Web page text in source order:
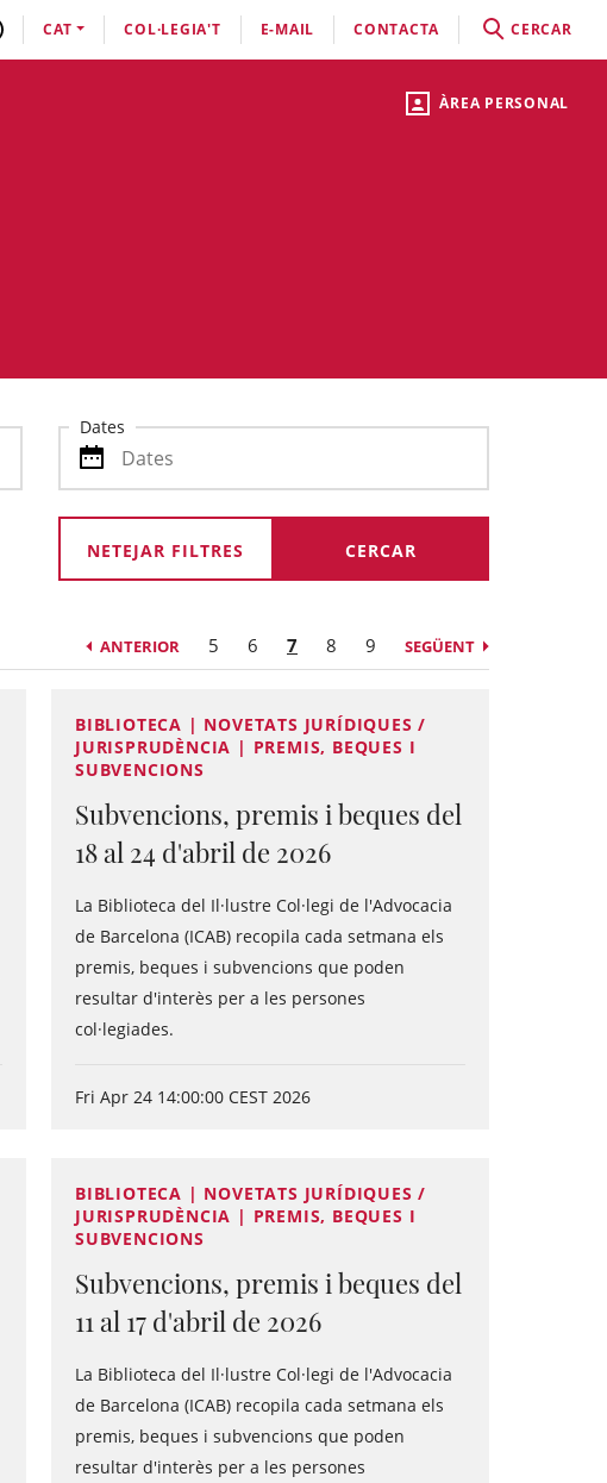
ÀREA PERSONAL
CAT COL·LEGIA'T E-MAIL CONTACTA CERCAR
Dates
NETEJAR FILTRES
ANTERIOR 5 6 7 8 9 SEGÜENT
BIBLIOTECA | NOVETATS JURÍDIQUES /
JURISPRUDÈNCIA | PREMIS, BEQUES I
SUBVENCIONS
Subvencions, premis i beques del
18 al 24 d'abril de 2026
La Biblioteca del Il·lustre Col·legi de l'Advocacia
de Barcelona (ICAB) recopila cada setmana els
premis, beques i subvencions que poden
resultar d'interès per a les persones
col·legiades.
Fri Apr 24 14:00:00 CEST 2026
BIBLIOTECA | NOVETATS JURÍDIQUES /
JURISPRUDÈNCIA | PREMIS, BEQUES I
SUBVENCIONS
Subvencions, premis i beques del
11 al 17 d'abril de 2026
La Biblioteca del Il·lustre Col·legi de l'Advocacia
de Barcelona (ICAB) recopila cada setmana els
premis, beques i subvencions que poden
resultar d'interès per a les persones